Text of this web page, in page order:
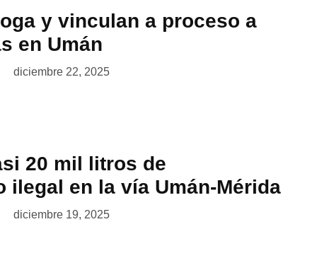
y vinculan a proceso a
en Umán
diciembre 22, 2025
20 mil litros de
ilegal en la vía Umán-Mérida
diciembre 19, 2025